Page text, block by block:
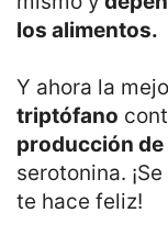
los alimentos.
Y ahora la
triptófano
producción de
serotonina.
te hace feliz!